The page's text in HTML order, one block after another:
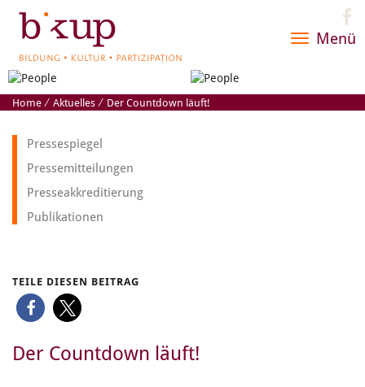
Menü
Toggle
Home⁄ Aktuelles⁄ Der Countdown läuft!
Pressespiegel
Pressemitteilungen
Presseakkreditierung
Publikationen
TEILE DIESEN BEITRAG
Der Countdown läuft!